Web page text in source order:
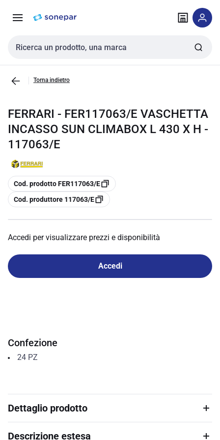
navigazione alla
Cerca input
Torna indietro
FERRARI - FER117063/E VASCHETTA
INCASSO SUN CLIMABOX L 430 X H -
117063/E
copia
Cod. prodotto FER117063/E
copia
Cod. produttore 117063/E
Accedi per visualizzare prezzi e disponibilità
Accedi
Confezione
24 PZ
Dettaglio prodotto
Descrizione estesa